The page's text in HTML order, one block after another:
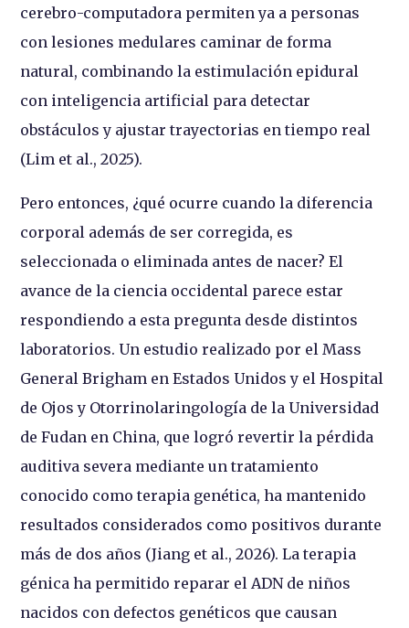
cerebro-computadora permiten ya a personas
con lesiones medulares caminar de forma
natural, combinando la estimulación epidural
con inteligencia artificial para detectar
obstáculos y ajustar trayectorias en tiempo real
(Lim et al., 2025).
Pero entonces, ¿qué ocurre cuando la diferencia
corporal además de ser corregida, es
seleccionada o eliminada antes de nacer? El
avance de la ciencia occidental parece estar
respondiendo a esta pregunta desde distintos
laboratorios. Un estudio realizado por el Mass
General Brigham en Estados Unidos y el Hospital
de Ojos y Otorrinolaringología de la Universidad
de Fudan en China, que logró revertir la pérdida
auditiva severa mediante un tratamiento
conocido como terapia genética, ha mantenido
resultados considerados como positivos durante
más de dos años (Jiang et al., 2026). La terapia
génica ha permitido reparar el ADN de niños
nacidos con defectos genéticos que causan